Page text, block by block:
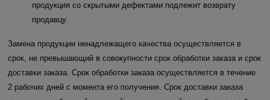
продукция со скрытыми дефектами подлежит возврату
продавцу.
Замена продукции ненадлежащего качества осуществляется в
срок, не превышающий в совокупности срок обработки заказа и срок
доставки заказа. Срок обработки заказа осуществляется в течение
2 рабочих дней с момента его получения. Срок доставки заказа